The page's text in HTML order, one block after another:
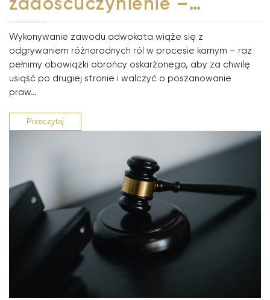
Wykonywanie zawodu adwokata wiąże się z
odgrywaniem różnorodnych ról w procesie karnym – raz
pełnimy obowiązki obrońcy oskarżonego, aby za chwilę
usiąść po drugiej stronie i walczyć o poszanowanie
praw…
Przeczytaj